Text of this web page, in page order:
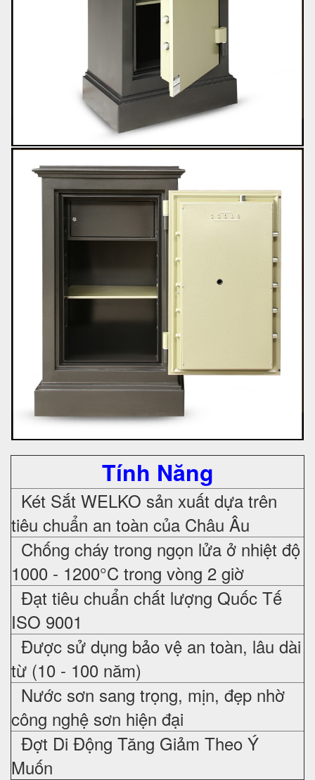
Tính Năng
Két Sắt WELKO sản xuất dựa trên
tiêu chuẩn an toàn của Châu Âu
Chống cháy trong ngọn lửa ở nhiệt độ
1000 - 1200°C trong vòng 2 giờ
Đạt tiêu chuẩn chất lượng Quốc Tế
ISO 9001
Được sử dụng bảo vệ an toàn, lâu dài
từ (10 - 100 năm)
Nước sơn sang trọng, mịn, đẹp nhờ
công nghệ sơn hiện đại
Đợt Di Động Tăng Giảm Theo Ý
Muốn